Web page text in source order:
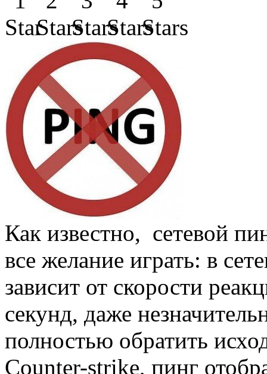
Как известно, сетевой
все желание играть: в
зависит от скорости
секунд, даже
полностью обратить
Counter-strike, пинг